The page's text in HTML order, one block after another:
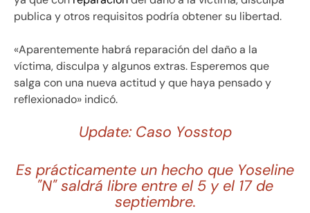
publica y otros requisitos podría obtener su libertad.
«Aparentemente habrá reparación del daño a la
víctima, disculpa y algunos extras. Esperemos que
salga con una nueva actitud y que haya pensado y
reflexionado» indicó.
Update: Caso Yosstop
Es prácticamente un hecho que Yoseline
"N" saldrá libre entre el 5 y el 17 de
septiembre.